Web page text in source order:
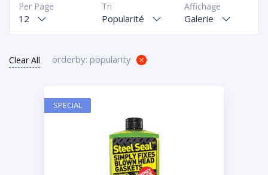
Affichage
Galerie
Tri
Popularité
Per Page
12
Clear All orderby: popularity
SPECIAL